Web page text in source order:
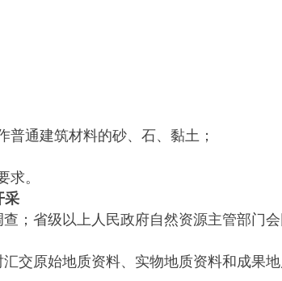
通建筑材料的砂、石、黏土；
。
采
省级以上人民政府自然资源主管部门会
原始地质资料、实物地质资料和成果地